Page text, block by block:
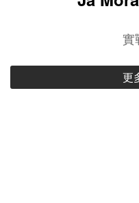
實
更